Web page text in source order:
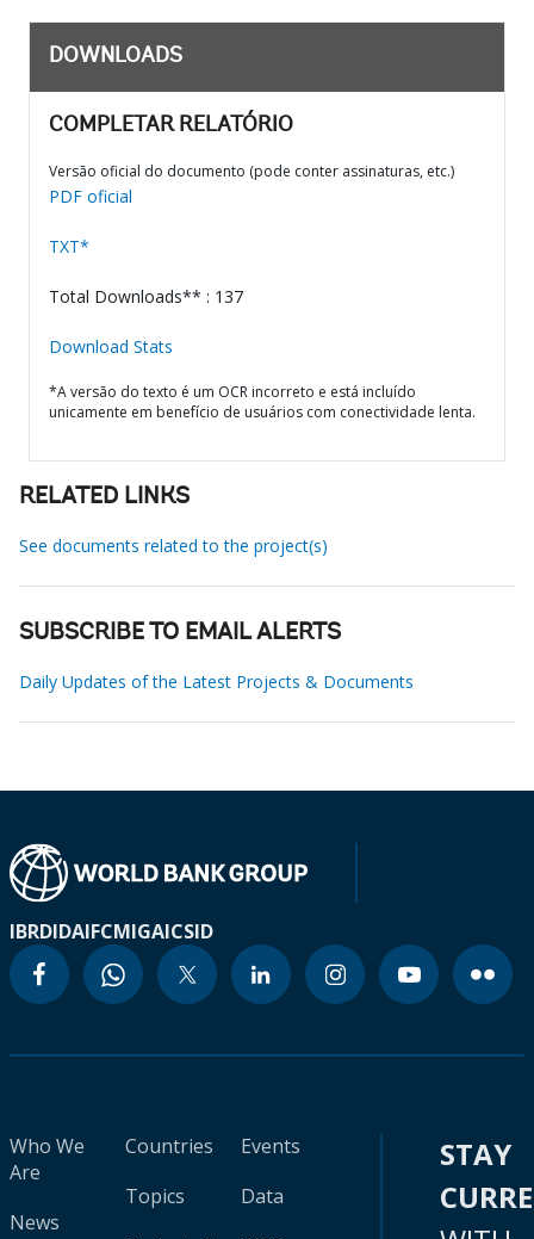
DOWNLOADS
COMPLETAR RELATÓRIO
Versão oficial do documento (pode conter assinaturas, etc.)
PDF oficial
TXT*
Total Downloads** : 137
Download Stats
*A versão do texto é um OCR incorreto e está incluído
unicamente em benefício de usuários com conectividade lenta.
RELATED LINKS
See documents related to the project(s)
SUBSCRIBE TO EMAIL ALERTS
Daily Updates of the Latest Projects & Documents
IBRDIDAIFCMIGAICSID
Who We
Are
News
Countries
Topics
Events
Data
STAY